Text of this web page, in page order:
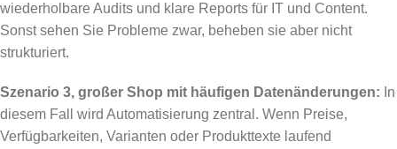
wiederholbare Audits und klare Reports für IT und Content.
Sonst sehen Sie Probleme zwar, beheben sie aber nicht
strukturiert.
Szenario 3, großer Shop mit häufigen Datenänderungen: In
diesem Fall wird Automatisierung zentral. Wenn Preise,
Verfügbarkeiten, Varianten oder Produkttexte laufend